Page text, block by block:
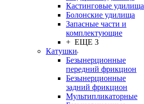
Кастинговые удилища
Болонские удилища
Запасные части и
комплектующие
+ ЕЩЕ 3
Катушки
Безынерционные
передний фрикцион
Безынерционные
задний фрикцион
Мультипликаторные